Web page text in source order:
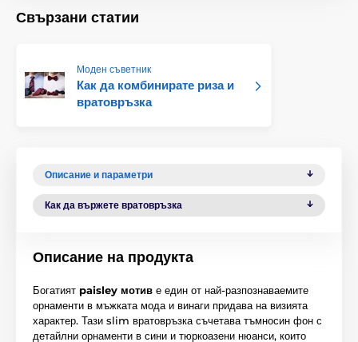
Свързани статии
Моден съветник
Как да комбинирате риза и
вратовръзка
Описание и параметри
Как да вържете вратовръзка
Описание на продукта
Богатият paisley мотив е един от най-разпознаваемите
орнаменти в мъжката мода и винаги придава на визията
характер. Тази slim вратовръзка съчетава тъмносин фон с
детайлни орнаменти в сини и тюркоазени нюанси, които